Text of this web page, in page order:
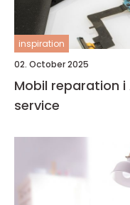
inspiration
02. October 2025
Mobil reparation
service